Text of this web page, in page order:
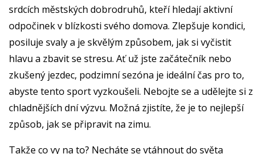
srdcích městských dobrodruhů, kteří hledají aktivní
odpočinek v blízkosti svého domova. Zlepšuje kondici,
posiluje svaly a je skvělým způsobem, jak si vyčistit
hlavu a zbavit se stresu. Ať už jste začátečník nebo
zkušený jezdec, podzimní sezóna je ideální čas pro to,
abyste tento sport vyzkoušeli. Nebojte se a udělejte si z
chladnějších dní výzvu. Možná zjistíte, že je to nejlepší
způsob, jak se připravit na zimu.
Takže co vy na to? Necháte se vtáhnout do světa